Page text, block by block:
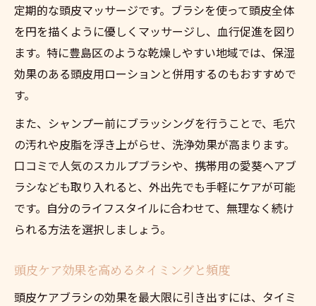
定期的な頭皮マッサージです。ブラシを使って頭皮全体
を円を描くように優しくマッサージし、血行促進を図り
ます。特に豊島区のような乾燥しやすい地域では、保湿
効果のある頭皮用ローションと併用するのもおすすめで
す。
また、シャンプー前にブラッシングを行うことで、毛穴
の汚れや皮脂を浮き上がらせ、洗浄効果が高まります。
口コミで人気のスカルプブラシや、携帯用の愛葵ヘアブ
ラシなども取り入れると、外出先でも手軽にケアが可能
です。自分のライフスタイルに合わせて、無理なく続け
られる方法を選択しましょう。
頭皮ケア効果を高めるタイミングと頻度
頭皮ケアブラシの効果を最大限に引き出すには、タイミ